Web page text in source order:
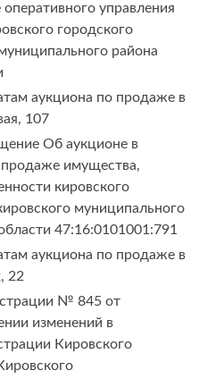
управления
городского
района
аукциона по продаже в
107
Об аукционе в
имущества,
кировского
муниципального
47:16:0101001:791
аукциона по продаже в
22
№ 845 от
изменений в
Кировского